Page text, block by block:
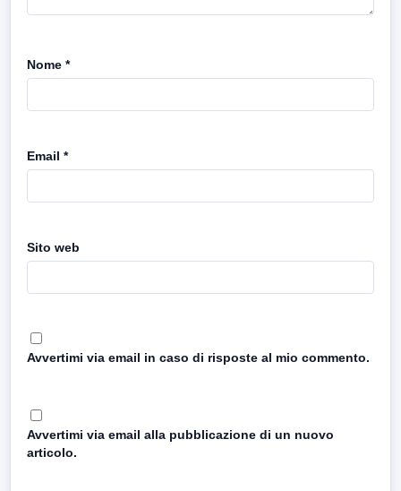
Nome *
Email *
Sito web
Avvertimi via email in caso di risposte al mio commento.
Avvertimi via email alla pubblicazione di un nuovo
articolo.